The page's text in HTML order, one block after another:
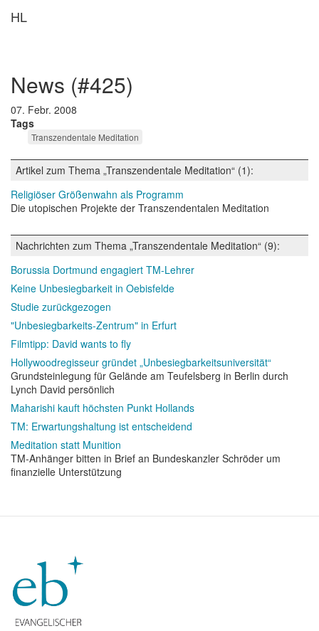
HL
news (#425)
07. Febr. 2008
Tags
Transzendentale Meditation
Artikel zum Thema „Transzendentale Meditation“ (1):
Religiöser Größenwahn als Programm
Die utopischen Projekte der Transzendentalen Meditation
Nachrichten zum Thema „Transzendentale Meditation“ (9):
Borussia Dortmund engagiert TM-Lehrer
Keine Unbesiegbarkeit in Oebisfelde
Studie zurückgezogen
"Unbesiegbarkeits-Zentrum" in Erfurt
Filmtipp: David wants to fly
Hollywoodregisseur gründet „Unbesiegbarkeitsuniversität“
Grundsteinlegung für Gelände am Teufelsberg in Berlin durch
Lynch David persönlich
Maharishi kauft höchsten Punkt Hollands
TM: Erwartungshaltung ist entscheidend
Meditation statt Munition
TM-Anhänger bitten in Brief an Bundeskanzler Schröder um
finanzielle Unterstützung